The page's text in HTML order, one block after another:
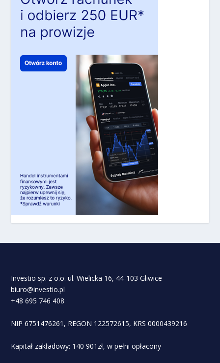
Investio sp. z o.o. ul. Wielicka 16, 44-103 Gliwice
biuro@investio.pl
+48 695 746 408
NIP 6751476261, REGON 122572615, KRS 0000439216
Kapitał zakładowy: 140 901zł, w pełni opłacony